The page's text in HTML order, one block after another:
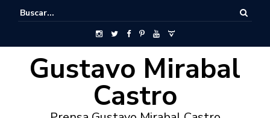
Gustavo Mirabal
Castro